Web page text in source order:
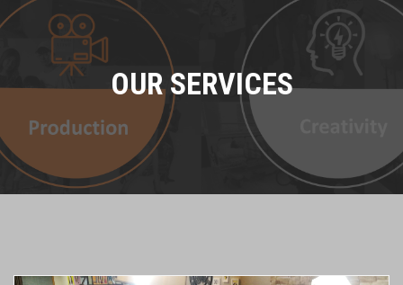
OUR SERVICES